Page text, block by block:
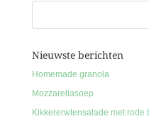
Nieuwste berichten
Homemade granola
Mozzarellasoep
Kikkererwtensalade met rode